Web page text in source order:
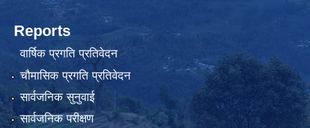
Reports
वार्षिक प्रगति प्रतिवेदन
चौमासिक प्रगति प्रतिवेदन
सार्वजनिक सुनुवाई
सार्वजनिक परीक्षण